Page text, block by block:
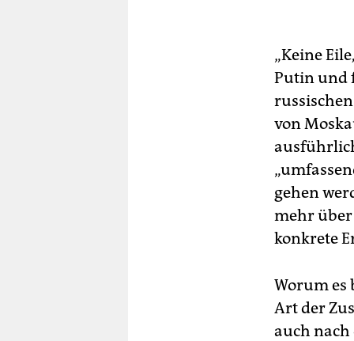
„Keine
Putin und
von
gehen
mehr
konkrete
Worum es
Art der
auch nach